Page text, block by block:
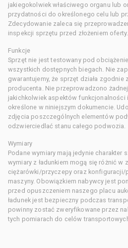
jakiegokolwiek właściwego organu lub
przydatności do określonego celu lub
Zdecydowanie zaleca się
inspekcji sprzętu przed złożeniem oferty.
Funkcje
Sprzęt nie jest testowany pod
wszystkich dostępnych biegach. Nie
gwarantujemy, że sprzęt działa zgodnie
producenta. Nie przeprowadzono
jakichkolwiek aspektów funkcjonalności
określone w niniejszym dokumencie.
zdjęcia poszczególnych elementów
odzwierciedlać stanu całego podwozia.
Wymiary
Podane wymiary mają jedynie charakter
wymiary z ładunkiem mogą się różnić
ciężarówki/przyczepy oraz konfiguracji/
maszyny. Obowiązkiem nabywcy jest
przed opuszczeniem naszego placu
ładunek jest bezpieczny podczas
powinny zostać zweryfikowane przez
tych pomiarach do celów